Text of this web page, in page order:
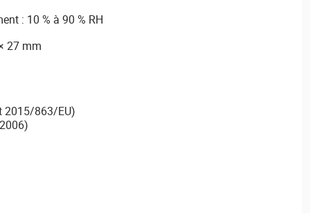
: 10 % à 90 % RH
27 mm
2015/863/EU)